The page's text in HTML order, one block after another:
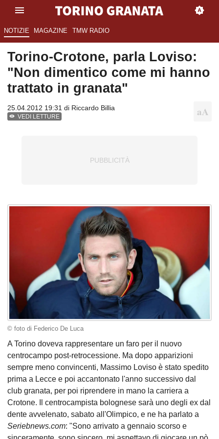
NOTIZIE MAGAZINE TMW RADIO
Torino-Crotone, parla Loviso:
"Non dimentico come mi hanno
trattato in granata"
25.04.2012 19:31 di Riccardo Billia
VEDI LETTURE
© foto di Federico De Luca
A Torino doveva rappresentare un faro per il nuovo
centrocampo post-retrocessione. Ma dopo apparizioni
sempre meno convincenti, Massimo Loviso è stato spedito
prima a Lecce e poi accantonato l'anno successivo dal
club granata, per poi riprendere in mano la carriera a
Crotone. Il centrocampista bolognese sarà uno degli ex dal
dente avvelenato, sabato all'Olimpico, e ne ha parlato a
Seriebnews.com: "Sono arrivato a gennaio scorso e